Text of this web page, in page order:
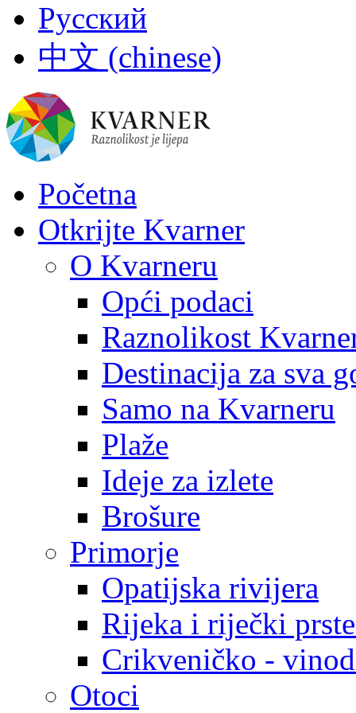
Русский
中文 (chinese)
Početna
Otkrijte Kvarner
O Kvarneru
Opći podaci
Raznolikost
Destinacija za sva
Samo na Kvarneru
Plaže
Ideje za izlete
Brošure
Primorje
Opatijska rivijera
Rijeka i riječki
Crikveničko -
Otoci